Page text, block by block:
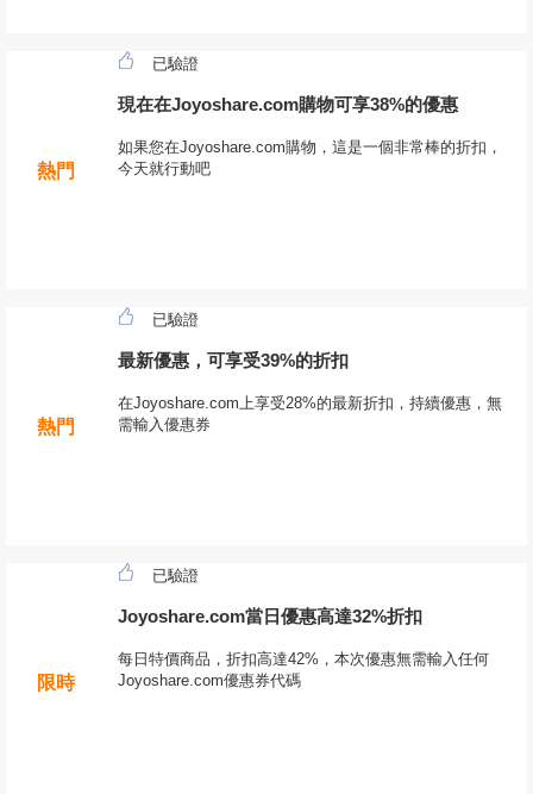
熱門
已驗證
現在在Joyoshare.com購物可享38%的優惠
如果您在Joyoshare.com購物，這是一個非常棒的折扣，
今天就行動吧
熱門
已驗證
最新優惠，可享受39%的折扣
在Joyoshare.com上享受28%的最新折扣，持續優惠，無
需輸入優惠券
限時
已驗證
Joyoshare.com當日優惠高達32%折扣
每日特價商品，折扣高達42%，本次優惠無需輸入任何
Joyoshare.com優惠券代碼